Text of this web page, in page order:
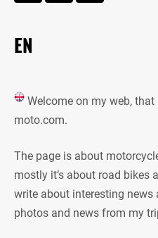
EN
Welcome on my web,
moto.com.
The page is about
mostly it’s about road bikes
write about interesting news
photos and news from my